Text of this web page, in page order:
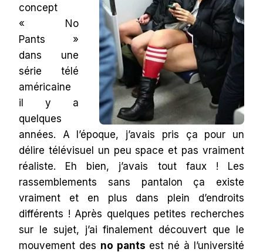
concept
« No
Pants »
dans une
série télé
américaine
il y a
quelques
années. A l’époque, j’avais pris ça pour un
délire télévisuel un peu space et pas vraiment
réaliste. Eh bien, j’avais tout faux ! Les
rassemblements sans pantalon ça existe
vraiment et en plus dans plein d’endroits
différents ! Après quelques petites recherches
sur le sujet, j’ai finalement découvert que le
mouvement des no pants est né à l’université